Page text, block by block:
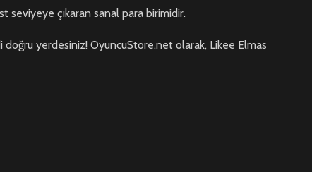
seviyeye çıkaran sanal para birimidir.
doğru yerdesiniz! OyuncuStore.net olarak, Likee Elmas